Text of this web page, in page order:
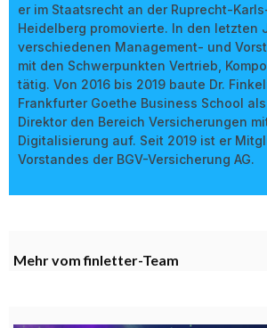
er im Staatsrecht an der Ruprecht-
Heidelberg promovierte. In den letzten
verschiedenen Management- und
mit den Schwerpunkten Vertrieb,
tätig. Von 2016 bis 2019 baute Dr.
Frankfurter Goethe Business School
Direktor den Bereich Versicherungen
Digitalisierung auf. Seit 2019 ist er
Vorstandes der BGV-Versicherung AG.
Mehr vom finletter-Team